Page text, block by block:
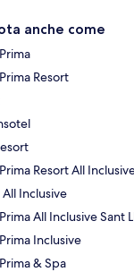
anche come
Resort
Resort All
Inclusive
All Inclusive Sant
Inclusive
& Spa